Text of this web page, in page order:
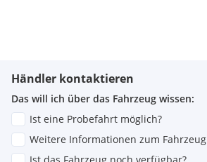
Händler kontaktieren
Das will ich über das Fahrzeug wissen:
Ist eine Probefahrt möglich?
Weitere Informationen zum Fahrzeug